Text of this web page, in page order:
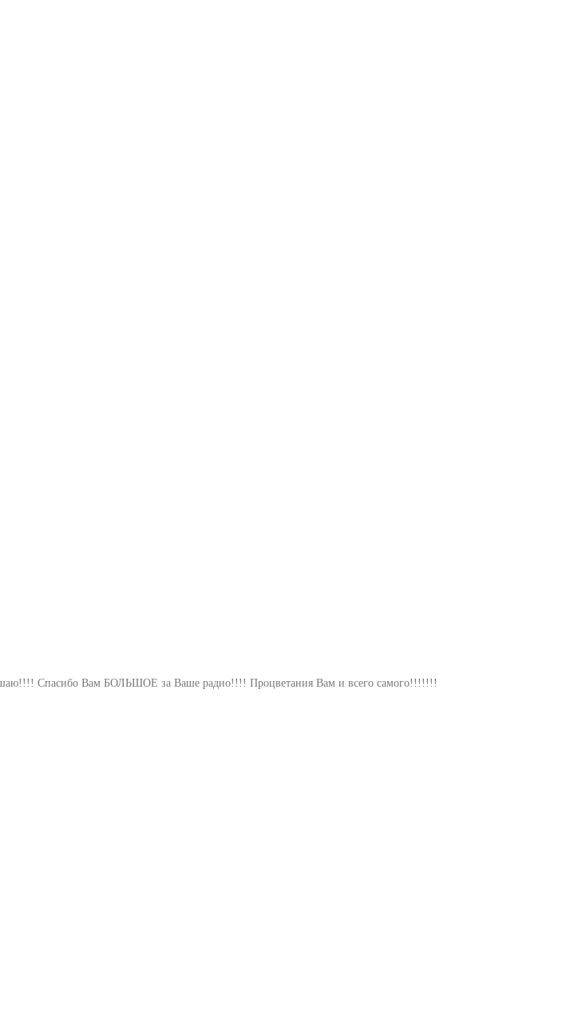
Спасибо Вам БОЛЬШОЕ за Ваше радио!!!! Процветания Вам и всего самого!!!!!!!